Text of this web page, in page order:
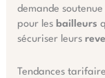
demande
pour les bailleurs
sécuriser leurs
Tendances